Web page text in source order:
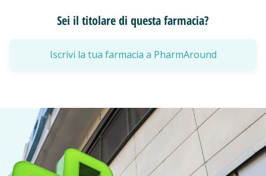
Sei il titolare di questa farmacia?
Iscrivi la tua farmacia a PharmAround